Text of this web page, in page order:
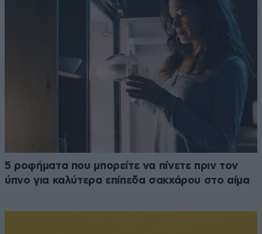
5 ροφήματα που μπορείτε να πίνετε πριν τον
ύπνο για καλύτερα επίπεδα σακχάρου στο αίμα